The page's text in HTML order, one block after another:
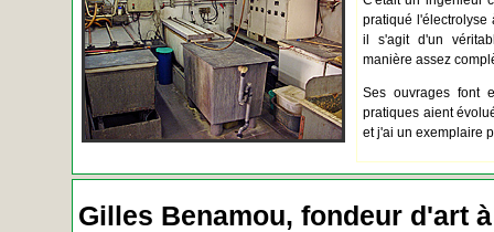
pratiqué l'électrolyse
il s'agit d'un
manière assez
Ses ouvrages font
pratiques aient
et j'ai un exemplaire
Gilles Benamou, fondeur d'art